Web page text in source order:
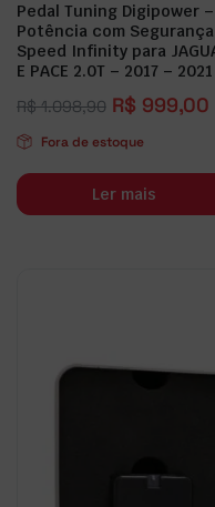
Pedal Tuning Digipower –
Potência com
Speed Infinity para
E PACE 2.0T – 2017 – 2021
R$1.098,90 R$ 999,00
Fora de estoque
Ler mais